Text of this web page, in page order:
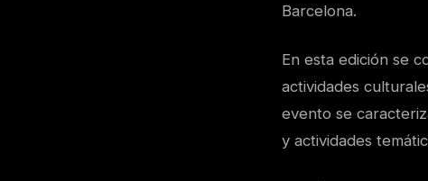
Barcelona.
En esta edición se
actividades
evento se
y actividades